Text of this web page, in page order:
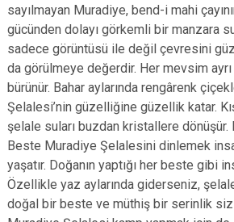
sayılmayan Muradiye, bend-i mahi
gücünden dolayı görkemli bir manzara
sadece görüntüsü ile değil çevresini
da görülmeye değerdir. Her mevsim
bürünür. Bahar aylarında rengârenk
Şelalesi’nin güzelliğine güzellik katar.
şelale suları buzdan kristallere dönüşür.
Beste Muradiye Şelalesini dinlemek
yaşatır. Doğanın yaptığı her beste gibi
Özellikle yaz aylarında giderseniz,
doğal bir beste ve müthiş bir serinlik sizi